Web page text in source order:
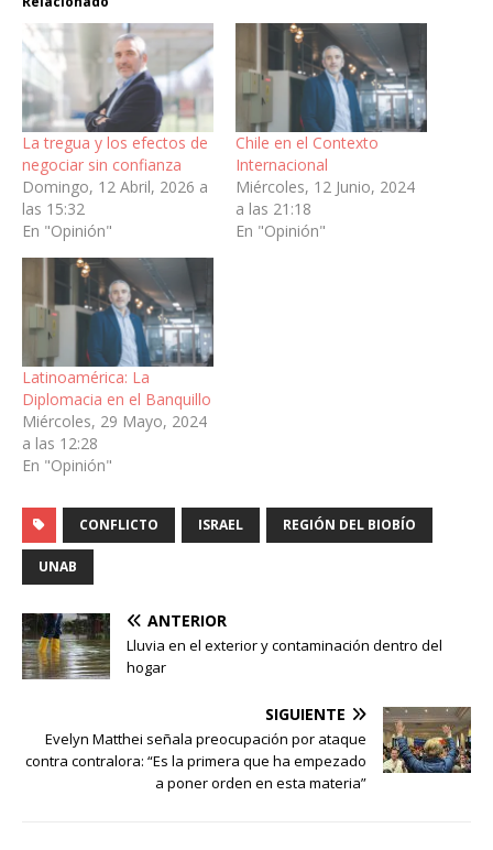
La tregua y los efectos de
negociar sin confianza
Domingo, 12 Abril, 2026 a
las 15:32
En "Opinión"
Chile en el Contexto
Internacional
Miércoles, 12 Junio, 2024
a las 21:18
En "Opinión"
Latinoamérica: La
Diplomacia en el Banquillo
Miércoles, 29 Mayo, 2024
a las 12:28
En "Opinión"
CONFLICTO ISRAEL REGIÓN DEL BIOBÍO
UNAB
ANTERIOR
Lluvia en el exterior y contaminación dentro del
hogar
SIGUIENTE
Evelyn Matthei señala preocupación por ataque
contra contralora: “Es la primera que ha empezado
a poner orden en esta materia”